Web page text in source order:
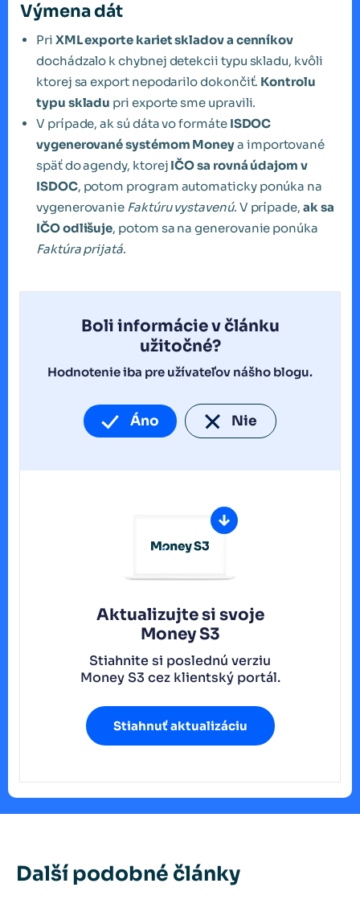
Výmena dát
Pri XML exporte kariet skladov a cenníkov
dochádzalo k chybnej detekcii typu skladu, kvôli
ktorej sa export nepodarilo dokončiť. Kontrolu
typu skladu pri exporte sme upravili.
V prípade, ak sú dáta vo formáte ISDOC
vygenerované systémom Moneya importované
späť do agendy, ktorej IČO sa rovná údajom v
ISDOC, potom program automaticky ponúka na
vygenerovanie Faktúru vystavenú. V prípade, ak sa
IČO odlišuje, potom sa na generovanie ponúka
Faktúra prijatá.
Boli informácie v článku
užitočné?
Hodnotenie iba pre užívateľov nášho blogu.
Áno Nie
Aktualizujte si svoje
Money S3
Stiahnite si poslednú verziu
Money S3 cez klientský portál.
Stiahnuť aktualizáciu
Další podobné články